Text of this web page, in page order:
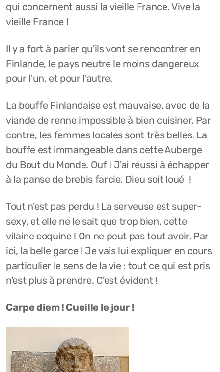
qui concernent aussi la vieille France. Vive la
vieille France !
Il y a fort à parier qu'ils vont se rencontrer en
Finlande, le pays neutre le moins dangereux
pour l'un, et pour l'autre.
La bouffe Finlandaise est mauvaise, avec de la
viande de renne impossible à bien cuisiner. Par
contre, les femmes locales sont très belles. La
bouffe est immangeable dans cette Auberge
du Bout du Monde. Ouf ! J'ai réussi à échapper
à la panse de brebis farcie. Dieu soit loué !
Tout n'est pas perdu ! La serveuse est super-
sexy, et elle ne le sait que trop bien, cette
vilaine coquine ! On ne peut pas tout avoir. Par
ici, la belle garce ! Je vais lui expliquer en cours
particulier le sens de la vie : tout ce qui est pris
n'est plus à prendre. C'est évident !
Carpe diem ! Cueille le jour !